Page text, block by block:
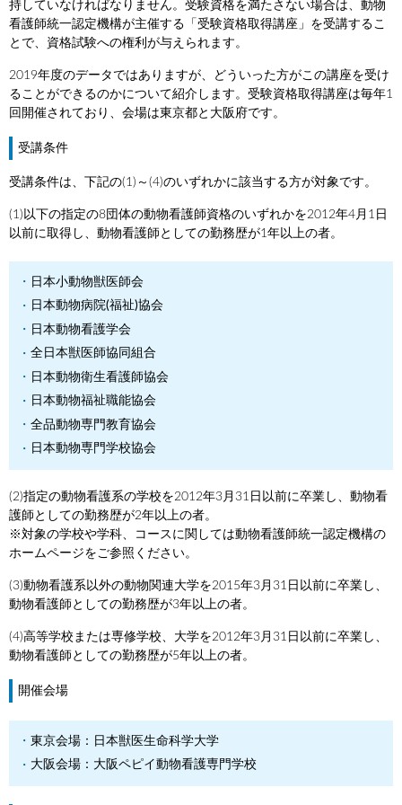
持していなければなりません。受験資格を満たさない場合は、動物
看護師統一認定機構が主催する「受験資格取得講座」を受講するこ
とで、資格試験への権利が与えられます。
2019年度のデータではありますが、どういった方がこの講座を受け
ることができるのかについて紹介します。受験資格取得講座は毎年1
回開催されており、会場は東京都と大阪府です。
受講条件
受講条件は、下記の(1)～(4)のいずれかに該当する方が対象です。
(1)以下の指定の8団体の動物看護師資格のいずれかを2012年4月1日
以前に取得し、動物看護師としての勤務歴が1年以上の者。
日本小動物獣医師会
日本動物病院(福祉)協会
日本動物看護学会
全日本獣医師協同組合
日本動物衛生看護師協会
日本動物福祉職能協会
全品動物専門教育協会
日本動物専門学校協会
(2)指定の動物看護系の学校を2012年3月31日以前に卒業し、動物看
護師としての勤務歴が2年以上の者。
※対象の学校や学科、コースに関しては動物看護師統一認定機構の
ホームページをご参照ください。
(3)動物看護系以外の動物関連大学を2015年3月31日以前に卒業し、
動物看護師としての勤務歴が3年以上の者。
(4)高等学校または専修学校、大学を2012年3月31日以前に卒業し、
動物看護師としての勤務歴が5年以上の者。
開催会場
東京会場：日本獣医生命科学大学
大阪会場：大阪ペピイ動物看護専門学校